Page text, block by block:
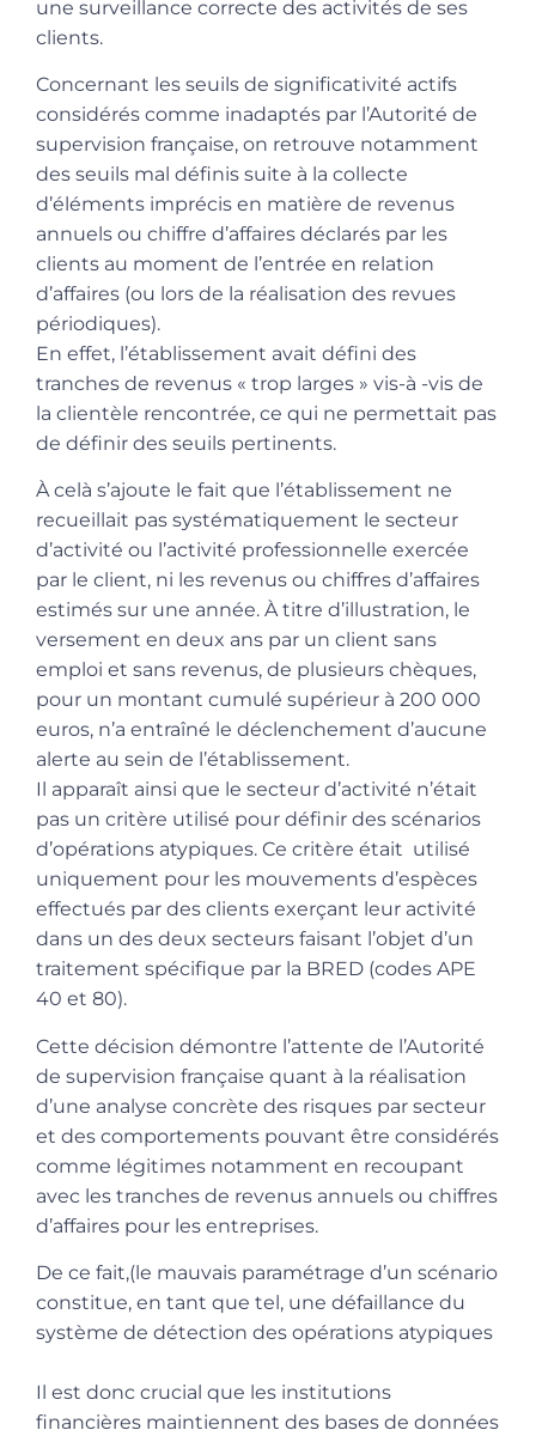
une surveillance correcte des activités de ses
clients.
Concernant les seuils de significativité actifs
considérés comme inadaptés par l’Autorité de
supervision française, on retrouve notamment
des seuils mal définis suite à la collecte
d’éléments imprécis en matière de revenus
annuels ou chiffre d’affaires déclarés par les
clients au moment de l’entrée en relation
d’affaires (ou lors de la réalisation des revues
périodiques).
En effet, l’établissement avait défini des
tranches de revenus « trop larges » vis-à -vis de
la clientèle rencontrée, ce qui ne permettait pas
de définir des seuils pertinents.
À celà s’ajoute le fait que l’établissement ne
recueillait pas systématiquement le secteur
d’activité ou l’activité professionnelle exercée
par le client, ni les revenus ou chiffres d’affaires
estimés sur une année. À titre d’illustration, le
versement en deux ans par un client sans
emploi et sans revenus, de plusieurs chèques,
pour un montant cumulé supérieur à 200 000
euros, n’a entraîné le déclenchement d’aucune
alerte au sein de l’établissement.
Il apparaît ainsi que le secteur d’activité n’était
pas un critère utilisé pour définir des scénarios
d’opérations atypiques. Ce critère était utilisé
uniquement pour les mouvements d’espèces
effectués par des clients exerçant leur activité
dans un des deux secteurs faisant l’objet d’un
traitement spécifique par la BRED (codes APE
40 et 80).
Cette décision démontre l’attente de l’Autorité
de supervision française quant à la réalisation
d’une analyse concrète des risques par secteur
et des comportements pouvant être considérés
comme légitimes notamment en recoupant
avec les tranches de revenus annuels ou chiffres
d’affaires pour les entreprises.
De ce fait,(le mauvais paramétrage d’un scénario
constitue, en tant que tel, une défaillance du
système de détection des opérations atypiques
Il est donc crucial que les institutions
financières maintiennent des bases de données